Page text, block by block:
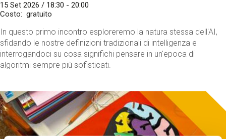
15 Set 2026 / 18:30 - 20:00
Costo
gratuito
In questo primo incontro esploreremo la natura stessa dell'AI,
sfidando le nostre definizioni tradizionali di intelligenza e
interrogandoci su cosa significhi pensare in un'epoca di
algoritmi sempre più sofisticati.